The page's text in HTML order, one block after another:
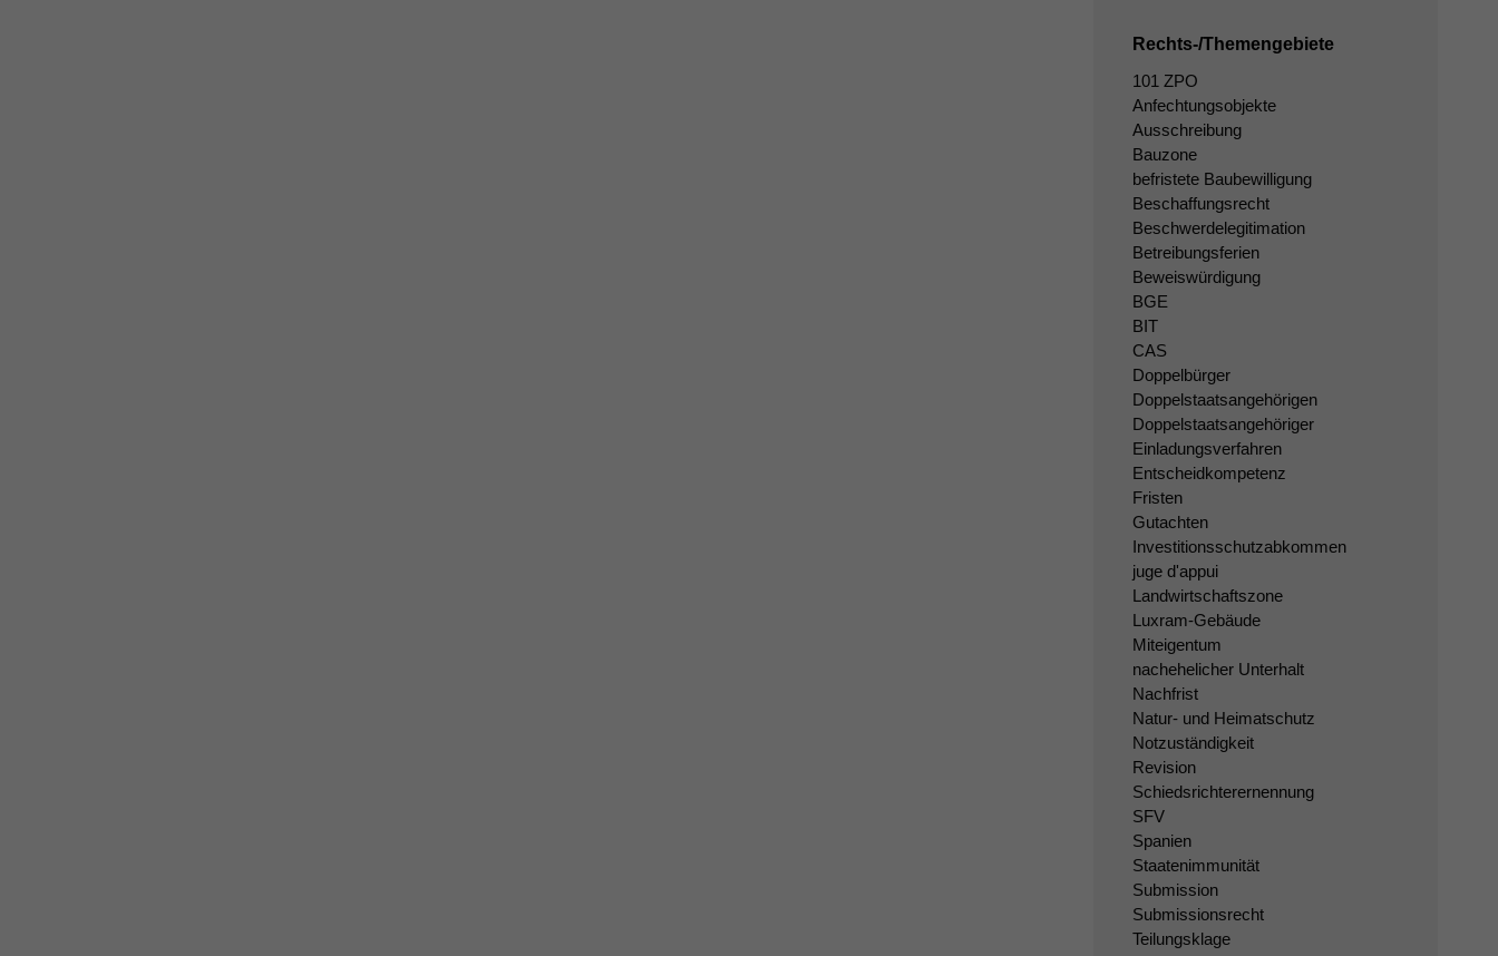
Rechts-/Themengebiete
101 ZPO
Anfechtungsobjekte
Ausschreibung
Bauzone
befristete Baubewilligung
Beschaffungsrecht
Beschwerdelegitimation
Betreibungsferien
Beweiswürdigung
BGE
BIT
CAS
Doppelbürger
Doppelstaatsangehörigen
Doppelstaatsangehöriger
Einladungsverfahren
Entscheidkompetenz
Fristen
Gutachten
Investitionsschutzabkommen
juge d'appui
Landwirtschaftszone
Luxram-Gebäude
Miteigentum
nachehelicher Unterhalt
Nachfrist
Natur- und Heimatschutz
Notzuständigkeit
Revision
Schiedsrichterernennung
SFV
Spanien
Staatenimmunität
Submission
Submissionsrecht
Teilungsklage